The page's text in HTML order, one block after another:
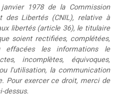
1978 de la Commission
des Libertés (CNIL), relative à
libertés (article 36), le titulaire
soient rectifiées, complétées,
les informations le
incomplètes, équivoques,
l'utilisation, la communication
Pour exercer ce droit, merci de
dessus.